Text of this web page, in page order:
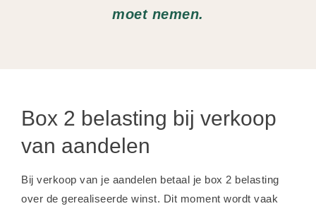
moet nemen.
Box 2 belasting bij verkoop
van aandelen
Bij verkoop van je aandelen betaal je box 2 belasting
over de gerealiseerde winst. Dit moment wordt vaak